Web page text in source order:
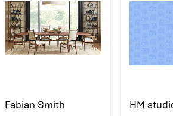
Fabian Smith HM